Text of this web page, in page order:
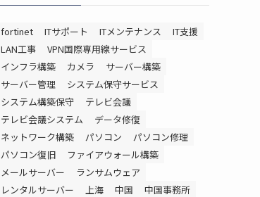
fortinet ITサポート ITメンテナンス
IT支援
LAN工事
VPN国際専用線サービス
インフラ構築
カメラ
サーバー構築
サーバー管理
システム保守サービス
システム構築保守
テレビ会議
テレビ会議システム
データ修復
ネットワーク構築
パソコン
パソコン修理
パソコン復旧
ファイアウォール構築
メールサーバー
ランサムウェア
レンタルサーバー
上海 中国
中国事務所